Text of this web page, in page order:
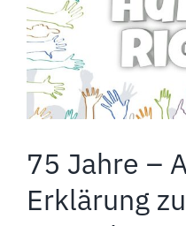
75 Jahre –
Erklärung